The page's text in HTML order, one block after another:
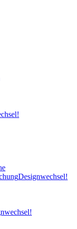
Designwechsel!